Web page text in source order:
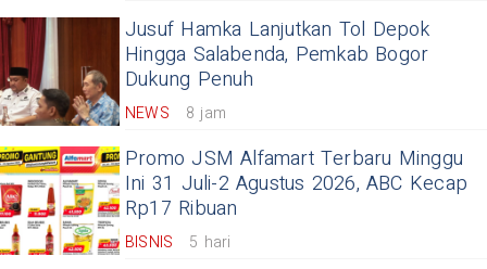
Jusuf Hamka Lanjutkan Tol Depok
Hingga Salabenda, Pemkab Bogor
Dukung Penuh
NEWS 8 jam
Promo JSM Alfamart Terbaru Minggu
Ini 31 Juli-2 Agustus 2026, ABC Kecap
Rp17 Ribuan
BISNIS 5 hari